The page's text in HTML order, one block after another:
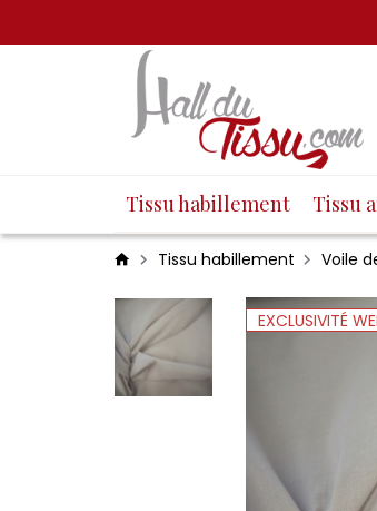
Tissu habillement Tissu
Tissu habillement Voile
EXCLUSIVITÉ